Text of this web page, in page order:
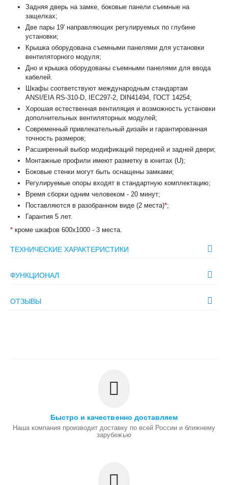
Задняя дверь на замке, боковые панели съемные на
защелках;
Две пары 19' направляющих регулируемых по глубине
установки;
Крышка оборудована съемными панелями для установки
вентиляторного модуля;
Дно и крышка оборудованы съемными панелями для ввода
кабелей.
Шкафы соответствуют международным стандартам
ANSI/EIA RS-310-D, IEC297-2, DIN41494, ГОСТ 14254;
Хорошая естественная вентиляция и возможность установки
дополнительных вентиляторных модулей;
Современный привлекательный дизайн и гарантированная
точность размеров;
Расширенный выбор модификаций передней и задней двери;
Монтажные профили имеют разметку в юнитах (U);
Боковые стенки могут быть оснащены замками;
Регулируемые опоры входят в стандартную комплектацию;
Время сборки одним человеком - 20 минут;
Поставляются в разобранном виде (2 места)*;
Гарантия 5 лет.
* кроме шкафов 600х1000 - 3 места.
ТЕХНИЧЕСКИЕ ХАРАКТЕРИСТИКИ
ФУНКЦИОНАЛ
ОТЗЫВЫ
Быстро и качественно доставляем
Наша компания производит доставку по всей России и ближнему
зарубежью